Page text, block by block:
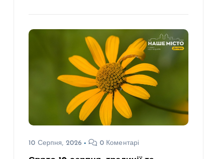
10 Серпня, 2026 0 Коментарі